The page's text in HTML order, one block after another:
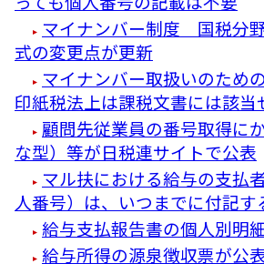
マイナンバー制度 国税分
式の変更点が更新
マイナンバー取扱いのため
印紙税法上は課税文書には該当
顧問先従業員の番号取得に
な型）等が日税連サイトで公表
マル扶における給与の支払
人番号）は、いつまでに付記す
給与支払報告書の個人別明
給与所得の源泉徴収票が公